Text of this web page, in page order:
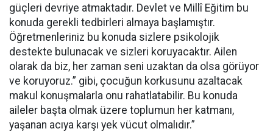
güçleri devriye atmaktadır. Devlet ve Millî Eğitim bu
konuda gerekli tedbirleri almaya başlamıştır.
Öğretmenleriniz bu konuda sizlere psikolojik
destekte bulunacak ve sizleri koruyacaktır. Ailen
olarak da biz, her zaman seni uzaktan da olsa görüyor
ve koruyoruz.” gibi, çocuğun korkusunu azaltacak
makul konuşmalarla onu rahatlatabilir. Bu konuda
aileler başta olmak üzere toplumun her katmanı,
yaşanan acıya karşı yek vücut olmalıdır.”